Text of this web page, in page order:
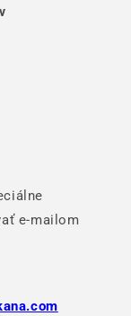
e-mailom